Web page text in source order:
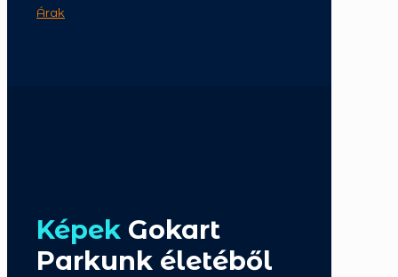
Árak
Képek Gokart
Parkunk életéből